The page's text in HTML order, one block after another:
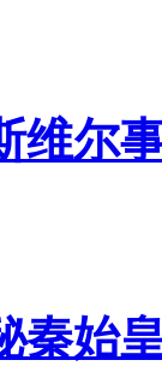
维尔
秦始